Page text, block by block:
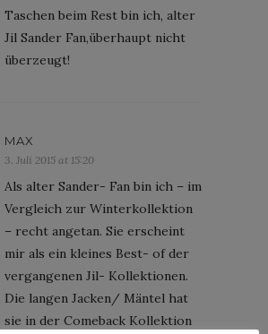
Taschen beim Rest bin ich, alter
Jil Sander Fan,überhaupt nicht
überzeugt!
MAX
3. Juli 2015 at 15:20
Als alter Sander- Fan bin ich – im
Vergleich zur Winterkollektion
– recht angetan. Sie erscheint
mir als ein kleines Best- of der
vergangenen Jil- Kollektionen.
Die langen Jacken/ Mäntel hat
sie in der Comeback Kollektion